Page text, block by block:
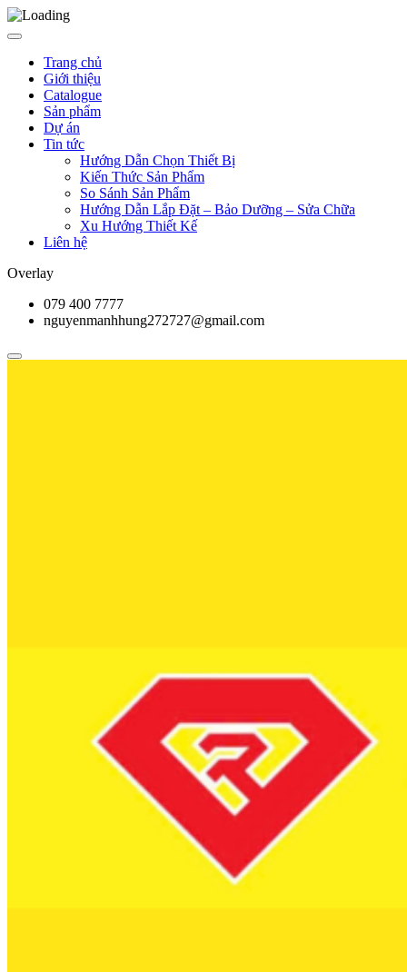
Trang chủ
Giới thiệu
Catalogue
Sản phẩm
Dự án
Tin tức
Hướng Dẫn Chọn Thiết Bị
Kiến Thức Sản Phẩm
So Sánh Sản Phẩm
Hướng Dẫn Lắp Đặt – Bảo Dưỡng – Sửa Chữa
Xu Hướng Thiết Kế
Liên hệ
Overlay
079 400 7777
nguyenmanhhung272727@gmail.com